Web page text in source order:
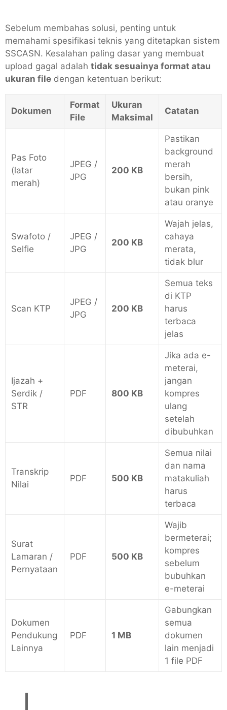
Sebelum membahas solusi, penting untuk
memahami spesifikasi teknis yang ditetapkan sistem
SSCASN. Kesalahan paling dasar yang membuat
upload gagal adalah tidak sesuainya format atau
ukuran file dengan ketentuan berikut:
Dokumen
Format
File
Ukuran
Maksimal
Catatan
Pas Foto
(latar
merah)
JPEG /
JPG
200 KB
Pastikan
background
merah
bersih,
bukan pink
atau oranye
Swafoto /
Selfie
JPEG /
JPG
200 KB
Wajah jelas,
cahaya
merata,
tidak blur
Scan KTP
JPEG /
JPG
200 KB
Semua teks
di KTP
harus
terbaca
jelas
Ijazah +
Serdik /
STR
PDF 800 KB
Jika ada e-
meterai,
jangan
kompres
ulang
setelah
dibubuhkan
Transkrip
Nilai
PDF 500 KB
Semua nilai
dan nama
matakuliah
harus
terbaca
Surat
Lamaran /
Pernyataan
PDF 500 KB
Wajib
bermeterai;
kompres
sebelum
bubuhkan
e-meterai
Dokumen
Pendukung
Lainnya
PDF 1 MB
Gabungkan
semua
dokumen
lain menjadi
1 file PDF